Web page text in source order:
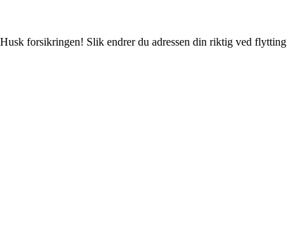
Husk forsikringen! Slik endrer du adressen din riktig ved flytting